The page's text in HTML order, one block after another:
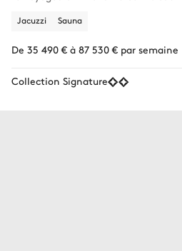
Jacuzzi Sauna
De 35 490 € à 87 530 € par semaine
Collection Signature